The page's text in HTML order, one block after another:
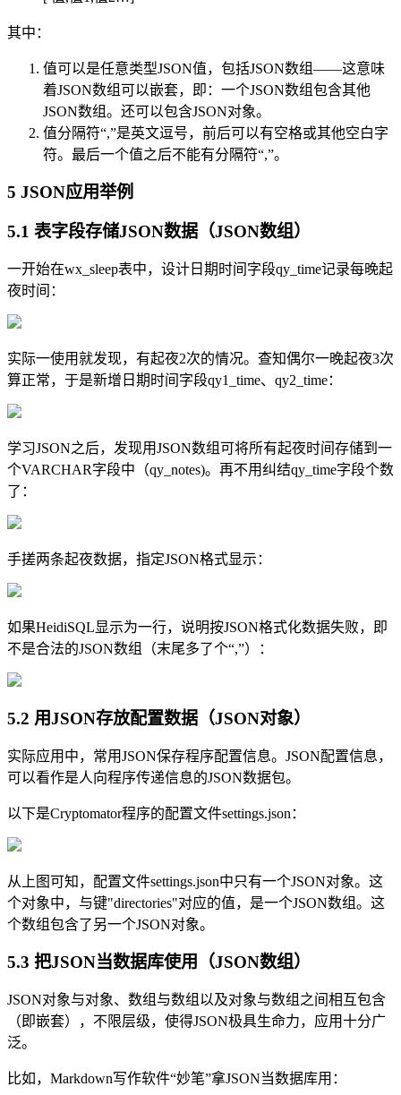
其中：
值可以是任意类型JSON值，包括JSON数组——这意味
着JSON数组可以嵌套，即：一个JSON数组包含其他
JSON数组。还可以包含JSON对象。
值分隔符“,”是英文逗号，前后可以有空格或其他空白字
符。最后一个值之后不能有分隔符“,”。
5 JSON应用举例
5.1 表字段存储JSON数据（JSON数组）
一开始在wx_sleep表中，设计日期时间字段qy_time记录每晚起
夜时间：
实际一使用就发现，有起夜2次的情况。查知偶尔一晚起夜3次
算正常，于是新增日期时间字段qy1_time、qy2_time：
学习JSON之后，发现用JSON数组可将所有起夜时间存储到一
个VARCHAR字段中（qy_notes)。再不用纠结qy_time字段个数
了：
手搓两条起夜数据，指定JSON格式显示：
如果HeidiSQL显示为一行，说明按JSON格式化数据失败，即
不是合法的JSON数组（末尾多了个“,”）：
5.2 用JSON存放配置数据（JSON对象）
实际应用中，常用JSON保存程序配置信息。JSON配置信息，
可以看作是人向程序传递信息的JSON数据包。
以下是Cryptomator程序的配置文件settings.json：
从上图可知，配置文件settings.json中只有一个JSON对象。这
个对象中，与键"directories"对应的值，是一个JSON数组。这
个数组包含了另一个JSON对象。
5.3 把JSON当数据库使用（JSON数组）
JSON对象与对象、数组与数组以及对象与数组之间相互包含
（即嵌套），不限层级，使得JSON极具生命力，应用十分广
泛。
比如，Markdown写作软件“妙笔”拿JSON当数据库用：